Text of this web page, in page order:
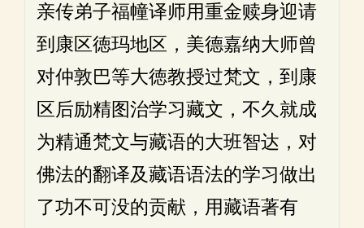
亲传弟子福幢译师用重金赎身迎请
到康区徳玛地区，美德嘉纳大师曾
对仲敦巴等大徳教授过梵文，到康
区后励精图治学习藏文，不久就成
为精通梵文与藏语的大班智达，对
佛法的翻译及藏语语法的学习做出
了功不可没的贡献，用藏语著有